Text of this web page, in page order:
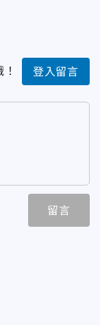
登入留言
留言